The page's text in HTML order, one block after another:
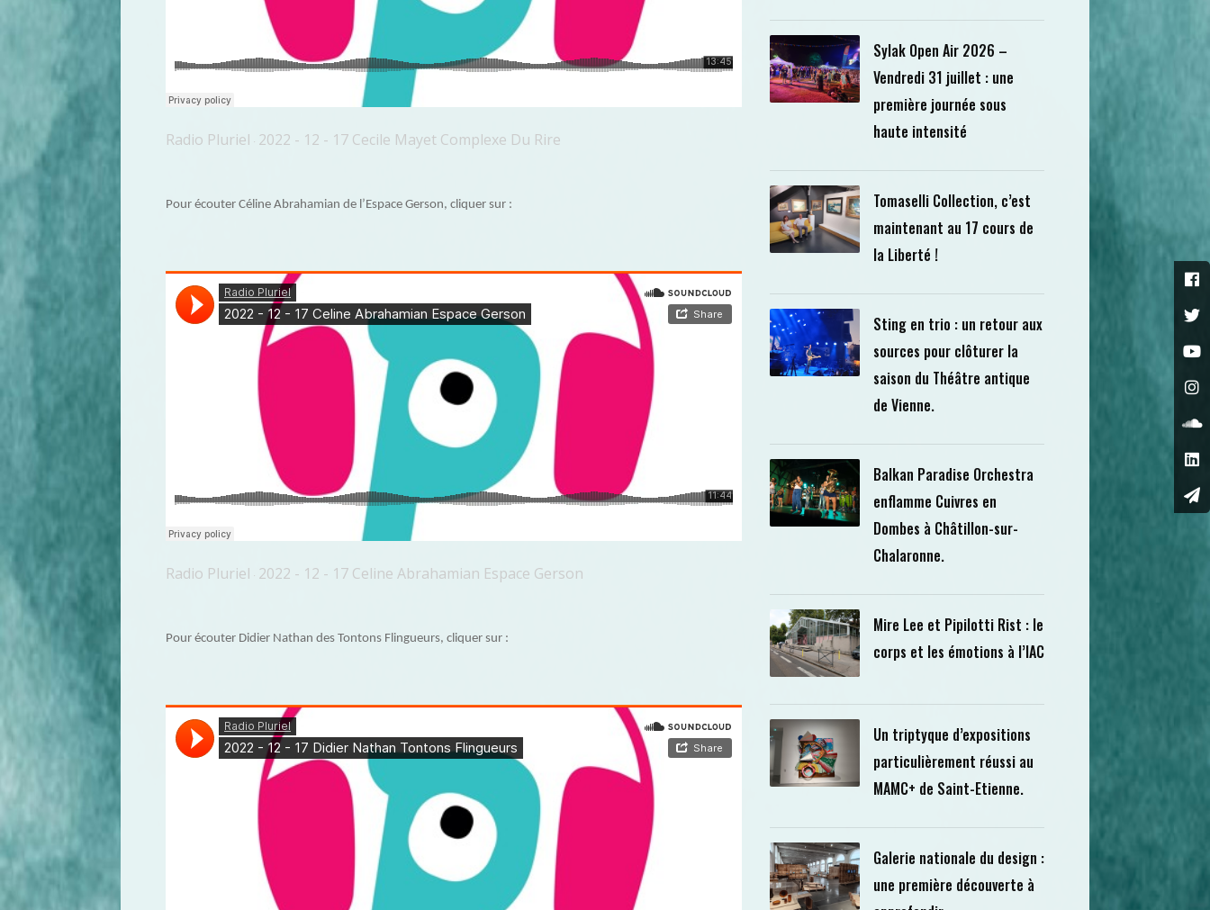
Radio Pluriel · 2022 - 12 - 17 Cecile Mayet Complexe Du Rire
Pour écouter Céline Abrahamian de l’Espace Gerson, cliquer sur :
Radio Pluriel · 2022 - 12 - 17 Celine Abrahamian Espace Gerson
Pour écouter Didier Nathan des Tontons Flingueurs, cliquer sur :
Sylak Open Air 2026 –
Vendredi 31 juillet : une
première journée sous
haute intensité
Tomaselli Collection, c’est
maintenant au 17 cours de
la Liberté !
Sting en trio : un retour aux
sources pour clôturer la
saison du Théâtre antique
de Vienne.
Balkan Paradise Orchestra
enflamme Cuivres en
Dombes à Châtillon-sur-
Chalaronne.
Mire Lee et Pipilotti Rist : le
corps et les émotions à l’IAC
Un triptyque d’expositions
particulièrement réussi au
MAMC+ de Saint-Etienne.
Galerie nationale du design :
une première découverte à